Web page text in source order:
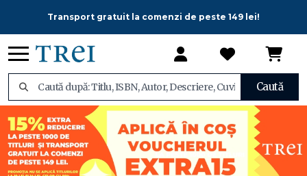
Transport gratuit la comenzi de peste 149 lei!
Caută